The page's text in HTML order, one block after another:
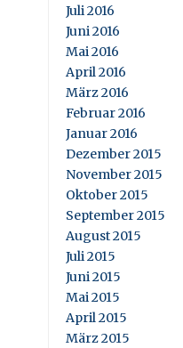
Juli 2016
Juni 2016
Mai 2016
April 2016
März 2016
Februar 2016
Januar 2016
Dezember 2015
November 2015
Oktober 2015
September 2015
August 2015
Juli 2015
Juni 2015
Mai 2015
April 2015
März 2015